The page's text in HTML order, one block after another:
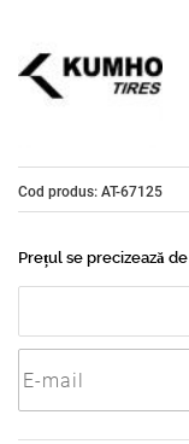
Cod produs: AT-67125
Prețul se precizează